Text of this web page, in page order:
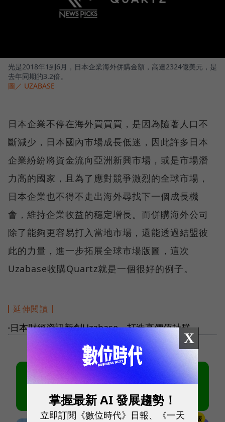
光是2018年1到6月，日本企業海外併購金額，高達2324億美元，是
去年同期的3.2倍。
圖／ UZABASE
日本企業不停在海外買買買，是因為隨著人口不
斷減少，日本國內市場成長低迷，因此許多日本
企業紛紛將資金流向亞洲新興市場，或是市場潛
力高的國家，且為了應對競爭激烈的全球市場，
日本企業也不得不走出海外尋找下一個成長機
會，維持企業收益的穩定增長。而併購海外公司
除了能夠更容易打入當地市場，還能透過結盟彼
此的力量，進一步拓展全球市場版圖，這次
Uzabase收購Quartz就是一個很好的例子。
延伸閱讀
● 日本財經資訊新創Uzabase，打造高價值社群
X
掌握最新 AI 發展趨勢！
立即訂閱《數位時代》日報、《一天